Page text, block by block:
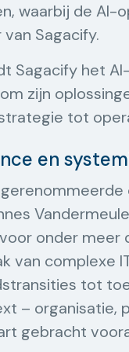
waarbij de AI-
Sagacify.
Sagacify het
zijn
tot
en
onder meer
van complexe
tot
– organisatie,
gebracht